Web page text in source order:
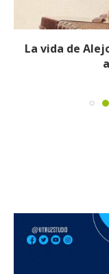
La vida de